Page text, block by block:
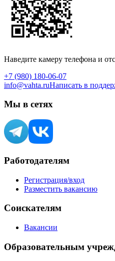
Наведите камеру телефона и
+7 (980) 180-06-07
info@vahta.ruНаписать в
Мы в сетях
Работодателям
Регистрация/вход
Разместить вакансию
Соискателям
Вакансии
Образовательным